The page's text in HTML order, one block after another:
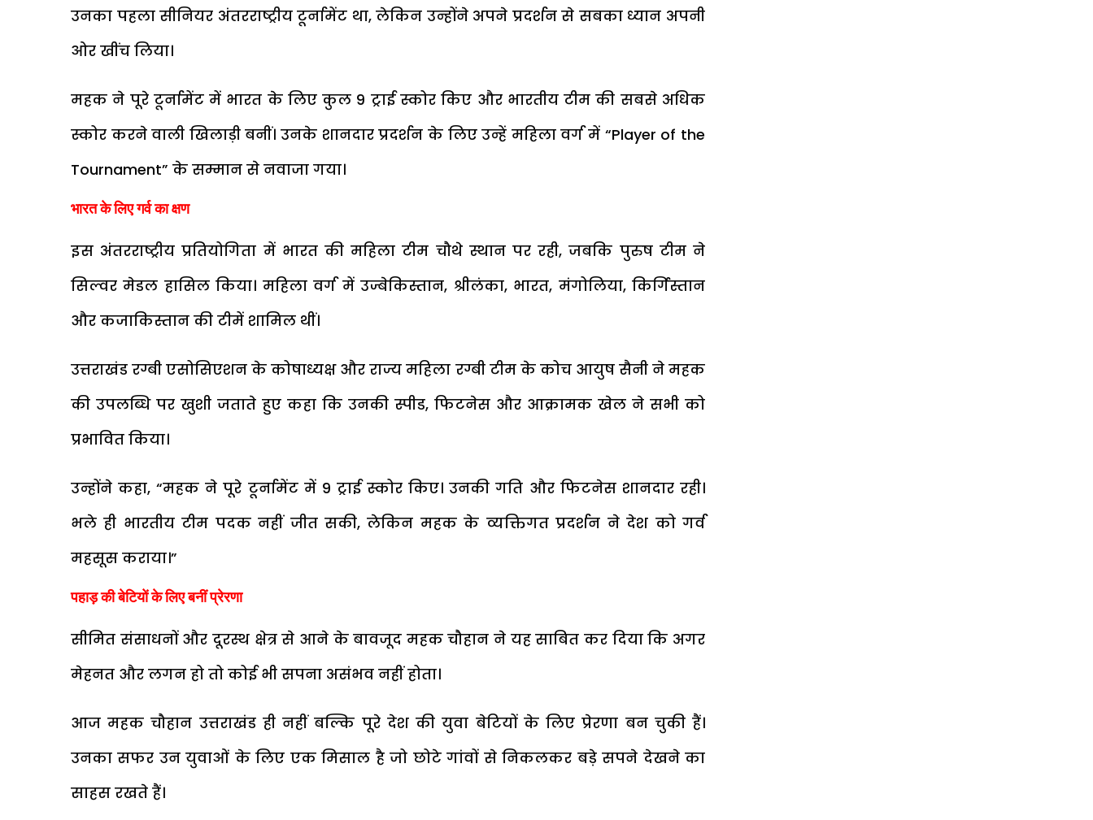
उनका पहला सीनियर अंतरराष्ट्रीय टूर्नामेंट था, लेकिन उन्होंने अपने प्रदर्शन से सबका ध्यान अपनी
ओर खींच लिया।
महक ने पूरे टूर्नामेंट में भारत के लिए कुल 9 ट्राई स्कोर किए और भारतीय टीम की सबसे अधिक
स्कोर करने वाली खिलाड़ी बनीं। उनके शानदार प्रदर्शन के लिए उन्हें महिला वर्ग में “Player of the
Tournament” के सम्मान से नवाजा गया।
भारत के लिए गर्व का क्षण
इस अंतरराष्ट्रीय प्रतियोगिता में भारत की महिला टीम चौथे स्थान पर रही, जबकि पुरुष टीम ने
सिल्वर मेडल हासिल किया। महिला वर्ग में उज्बेकिस्तान, श्रीलंका, भारत, मंगोलिया, किर्गिस्तान
और कजाकिस्तान की टीमें शामिल थीं।
उत्तराखंड रग्बी एसोसिएशन के कोषाध्यक्ष और राज्य महिला रग्बी टीम के कोच आयुष सैनी ने महक
की उपलब्धि पर खुशी जताते हुए कहा कि उनकी स्पीड, फिटनेस और आक्रामक खेल ने सभी को
प्रभावित किया।
उन्होंने कहा,“महक ने पूरे टूर्नामेंट में 9 ट्राई स्कोर किए। उनकी गति और फिटनेस शानदार रही।
भले ही भारतीय टीम पदक नहीं जीत सकी, लेकिन महक के व्यक्तिगत प्रदर्शन ने देश को गर्व
महसूस कराया।”
पहाड़ की बेटियों के लिए बनीं प्रेरणा
सीमित संसाधनों और दूरस्थ क्षेत्र से आने के बावजूद महक चौहान ने यह साबित कर दिया कि अगर
मेहनत और लगन हो तो कोई भी सपना असंभव नहीं होता।
आज महक चौहान उत्तराखंड ही नहीं बल्कि पूरे देश की युवा बेटियों के लिए प्रेरणा बन चुकी हैं।
उनका सफर उन युवाओं के लिए एक मिसाल है जो छोटे गांवों से निकलकर बड़े सपने देखने का
साहस रखते हैं।